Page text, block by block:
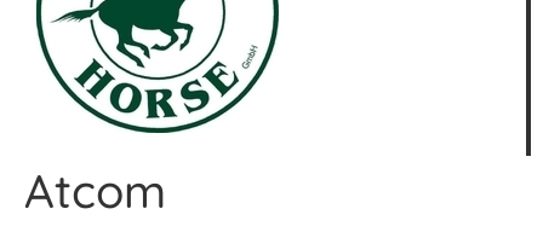
Atcom